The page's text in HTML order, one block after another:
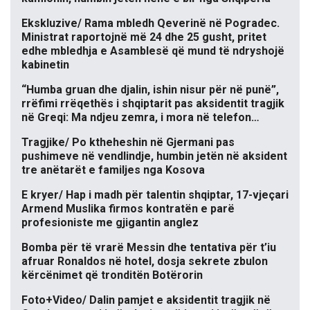
Ekskluzive/ Rama mbledh Qeverinë në Pogradec.
Ministrat raportojnë më 24 dhe 25 gusht, pritet
edhe mbledhja e Asamblesë që mund të ndryshojë
kabinetin
“Humba gruan dhe djalin, ishin nisur për në punë”,
rrëfimi rrëqethës i shqiptarit pas aksidentit tragjik
në Greqi: Ma ndjeu zemra, i mora në telefon…
Tragjike/ Po ktheheshin në Gjermani pas
pushimeve në vendlindje, humbin jetën në aksident
tre anëtarët e familjes nga Kosova
E kryer/ Hap i madh për talentin shqiptar, 17-vjeçari
Armend Muslika firmos kontratën e parë
profesioniste me gjigantin anglez
Bomba për të vrarë Messin dhe tentativa për t’iu
afruar Ronaldos në hotel, dosja sekrete zbulon
kërcënimet që tronditën Botërorin
Foto+Video/ Dalin pamjet e aksidentit tragjik në